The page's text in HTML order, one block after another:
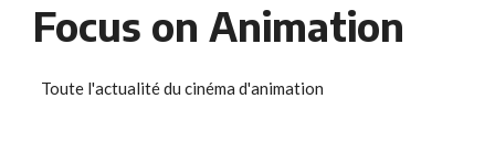
Focus on Animation
Toute l'actualité du cinéma d'animation